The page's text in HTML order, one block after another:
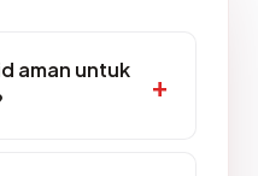
aman untuk